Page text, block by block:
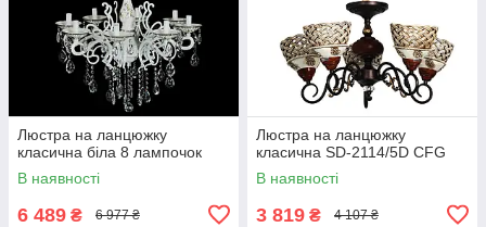
Люстра на ланцюжку
класична біла 8 лампочок
В наявності
6 489 ₴ 6 977 ₴
Люстра на ланцюжку
класична SD-2114/5D CFG
В наявності
3 819 ₴ 4 107 ₴